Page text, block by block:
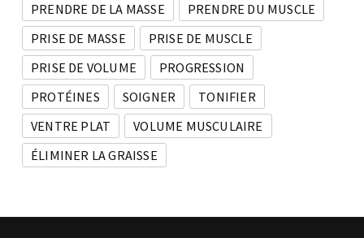
PRENDRE DE LA MASSE
PRENDRE DU MUSCLE
PRISE DE MASSE
PRISE DE MUSCLE
PRISE DE VOLUME
PROGRESSION
PROTÉINES
SOIGNER
TONIFIER
VENTRE PLAT
VOLUME MUSCULAIRE
ÉLIMINER LA GRAISSE